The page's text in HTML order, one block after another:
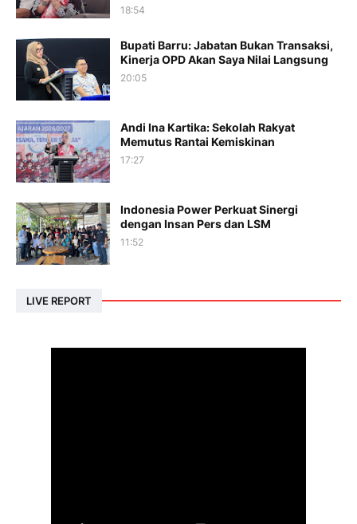
18:54
Bupati Barru: Jabatan Bukan Transaksi,
Kinerja OPD Akan Saya Nilai Langsung
20:05
Andi Ina Kartika: Sekolah Rakyat
Memutus Rantai Kemiskinan
17:27
Indonesia Power Perkuat Sinergi
dengan Insan Pers dan LSM
11:52
LIVE REPORT